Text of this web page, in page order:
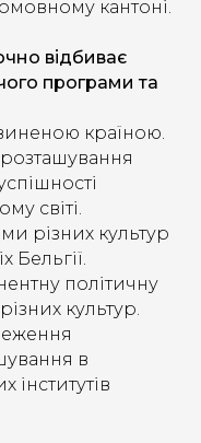
кантоні.
відбиває
програми та
країною.
світі.
різних культур
Бельгії.
політичну
культур.
в
інститутів